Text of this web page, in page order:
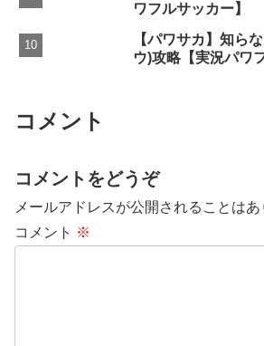
ワフルサッカー】
【パワサカ】知ら
ウ)攻略【実況パワ
コメント
コメントをどうぞ
メールアドレスが公開されることはあ
コメント ※